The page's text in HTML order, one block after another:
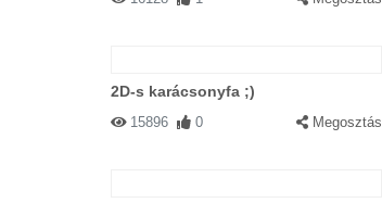
2D-s karácsonyfa ;)
15896 0 Megosztás